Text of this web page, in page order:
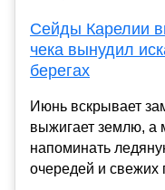
Сейды Карелии
чека вынудил
берегах
Июнь вскрывает
выжигает землю, а
напоминать
очередей и свежих